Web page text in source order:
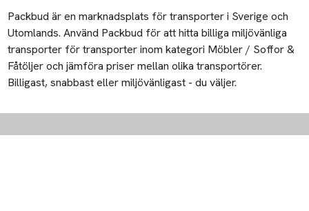
Packbud är en marknadsplats för transporter i Sverige och
Utomlands. Använd Packbud för att hitta billiga miljövänliga
transporter för transporter inom kategori Möbler / Soffor &
Fåtöljer och jämföra priser mellan olika transportörer.
Billigast, snabbast eller miljövänligast - du väljer.